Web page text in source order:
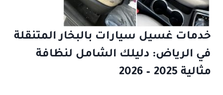
خدمات غسيل سيارات بالبخار المتنقلة
في الرياض: دليلك الشامل لنظافة
مثالية 2025 – 2026